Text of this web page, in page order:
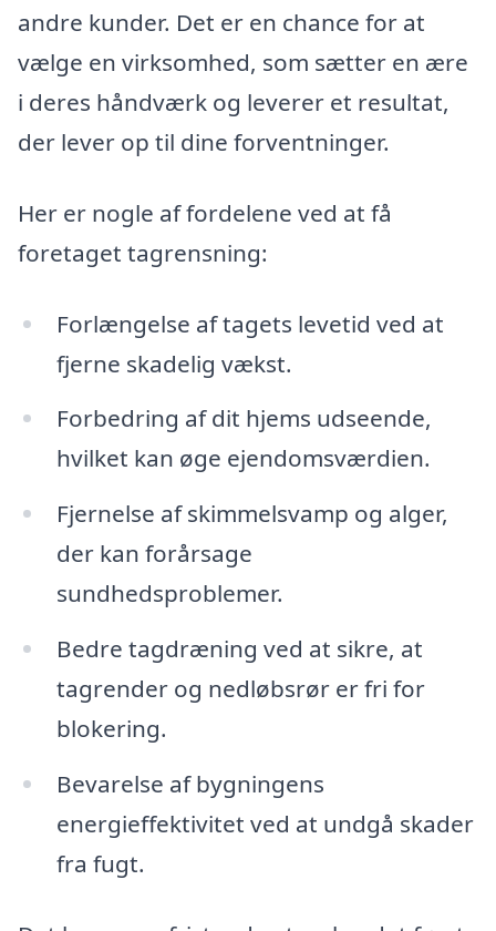
andre kunder. Det er en chance for at
vælge en virksomhed, som sætter en ære
i deres håndværk og leverer et resultat,
der lever op til dine forventninger.
Her er nogle af fordelene ved at få
foretaget tagrensning:
Forlængelse af tagets levetid ved at
fjerne skadelig vækst.
Forbedring af dit hjems udseende,
hvilket kan øge ejendomsværdien.
Fjernelse af skimmelsvamp og alger,
der kan forårsage
sundhedsproblemer.
Bedre tagdræning ved at sikre, at
tagrender og nedløbsrør er fri for
blokering.
Bevarelse af bygningens
energieffektivitet ved at undgå skader
fra fugt.